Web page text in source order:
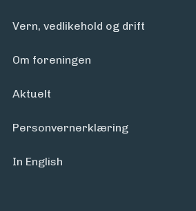
Vern, vedlikehold og drift
Om foreningen
Aktuelt
Personvern­erklæring
In English